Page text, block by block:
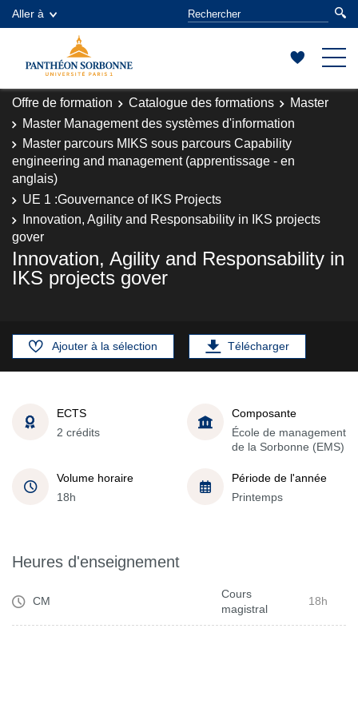
Aller à
Offre de formation Catalogue des formations
Master
Master Management des systèmes d'information
Master parcours MIKS sous parcours Capability
engineering and management (apprentissage - en
anglais)
UE 1 :Gouvernance of IKS Projects
Innovation, Agility and Responsability in IKS projects
gover
Innovation, Agility and Responsability in
IKS projects gover
Ajouter à la sélection Télécharger
ECTS
2 crédits
Composante
École de management
de la Sorbonne (EMS)
Volume horaire
18h
Période de l'année
Printemps
Heures d'enseignement
CM
Cours
magistral
18h